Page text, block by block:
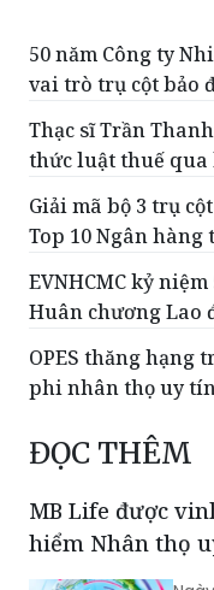
50 năm Công ty
vai trò trụ cột bảo
Thạc sĩ Trần
thức luật thuế
Giải mã bộ 3 trụ
Top 10 Ngân
EVNHCMC kỷ
Huân chương Lao
OPES thăng hạng
phi nhân thọ uy
ĐỌC THÊM
MB Life được
hiểm Nhân thọ